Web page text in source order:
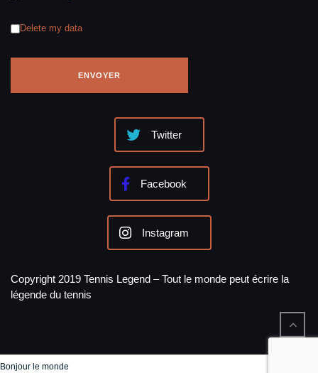
Delete my data
Twitter
Facebook
Instagram
Copyright 2019 Tennis Legend – Tout le monde peut écrire la
légende du tennis
Bonjour le monde